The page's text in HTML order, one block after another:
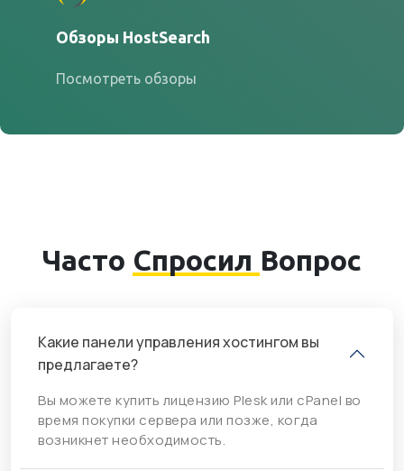
Обзоры HostSearch
Посмотреть обзоры
Часто Спросил Вопрос
Какие панели управления хостингом вы
предлагаете?
Вы можете купить лицензию Plesk или cPanel во
время покупки сервера или позже, когда
возникнет необходимость.